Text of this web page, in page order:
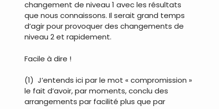
changement de niveau 1 avec les résultats
que nous connaissons. Il serait grand temps
d’agir pour provoquer des changements de
niveau 2 et rapidement.
Facile à dire !
(1) J’entends ici par le mot « compromission »
le fait d’avoir, par moments, conclu des
arrangements par facilité plus que par